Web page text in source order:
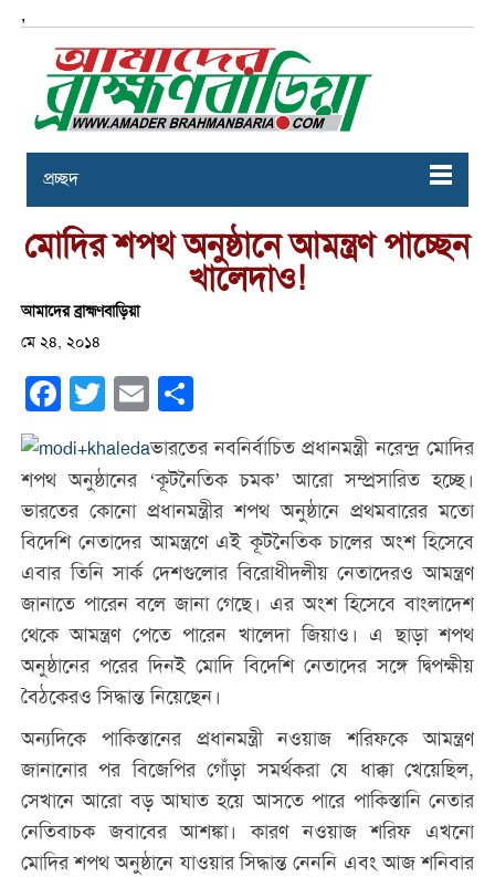
,
প্রচ্ছদ
মোদির শপথ অনুষ্ঠানে আমন্ত্রণ পাচ্ছেন
খালেদাও!
আমাদের ব্রাহ্মণবাড়িয়া
মে ২৪, ২০১৪
Facebook
Twitter Email
ভারতের নবনির্বাচিত প্রধানমন্ত্রী নরেন্দ্র মোদির
শপথ অনুষ্ঠানের ‘কূটনৈতিক চমক’ আরো সম্প্রসারিত হচ্ছে।
ভারতের কোনো প্রধানমন্ত্রীর শপথ অনুষ্ঠানে প্রথমবারের মতো
বিদেশি নেতাদের আমন্ত্রণে এই কূটনৈতিক চালের অংশ হিসেবে
এবার তিনি সার্ক দেশগুলোর বিরোধীদলীয় নেতাদেরও আমন্ত্রণ
জানাতে পারেন বলে জানা গেছে। এর অংশ হিসেবে বাংলাদেশ
থেকে আমন্ত্রণ পেতে পারেন খালেদা জিয়াও। এ ছাড়া শপথ
অনুষ্ঠানের পরের দিনই মোদি বিদেশি নেতাদের সঙ্গে দ্বিপক্ষীয়
বৈঠকেরও সিদ্ধান্ত নিয়েছেন।
অন্যদিকে পাকিস্তানের প্রধানমন্ত্রী নওয়াজ শরিফকে আমন্ত্রণ
জানানোর পর বিজেপির গোঁড়া সমর্থকরা যে ধাক্কা খেয়েছিল,
সেখানে আরো বড় আঘাত হয়ে আসতে পারে পাকিস্তানি নেতার
নেতিবাচক জবাবের আশঙ্কা। কারণ নওয়াজ শরিফ এখনো
মোদির শপথ অনুষ্ঠানে যাওয়ার সিদ্ধান্ত নেননি এবং আজ শনিবার